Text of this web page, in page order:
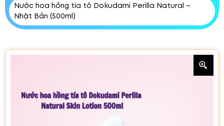
Nước hoa hồng tía tô Dokudami Perilla Natural –
Nhật Bản (500ml)